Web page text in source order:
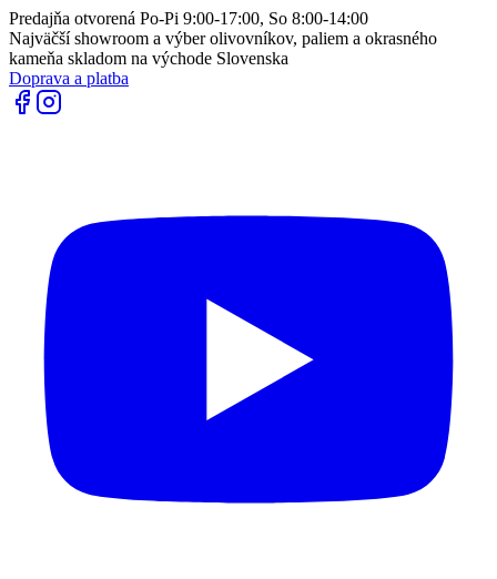
Predajňa otvorená Po-Pi 9:00-17:00, So 8:00-14:00
Najväčší showroom a výber olivovníkov, paliem a okrasného
kameňa skladom na východe Slovenska
Doprava a platba